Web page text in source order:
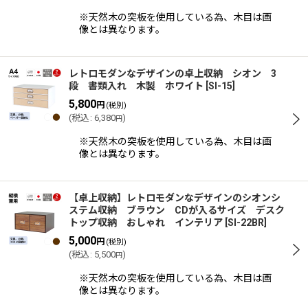
※天然木の突板を使用している為、木目は画
像とは異なります。
レトロモダンなデザインの卓上収納 シオン 3
段 書類入れ 木製 ホワイト SI-15
5,800円 (税別)
(税込 : 6,380円)
※天然木の突板を使用している為、木目は画
像とは異なります。
【卓上収納】レトロモダンなデザインのシオンシ
ステム収納 ブラウン CDが入るサイズ デスク
トップ収納 おしゃれ インテリア SI-22BR
5,000円 (税別)
(税込 : 5,500円)
※天然木の突板を使用している為、木目は画
像とは異なります。